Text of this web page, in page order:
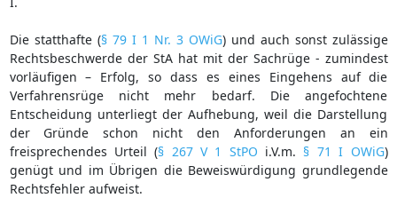
Die statthafte (§ 79 I 1 Nr. 3 OWiG) und auch sonst zulässige
Rechtsbeschwerde der StA hat mit der Sachrüge - zumindest
vorläufigen – Erfolg, so dass es eines Eingehens auf die
Verfahrensrüge nicht mehr bedarf. Die angefochtene
Entscheidung unterliegt der Aufhebung, weil die Darstellung
der Gründe schon nicht den Anforderungen an ein
freisprechendes Urteil (§ 267 V 1 StPO i.V.m. § 71 I OWiG)
genügt und im Übrigen die Beweiswürdigung grundlegende
Rechtsfehler aufweist.